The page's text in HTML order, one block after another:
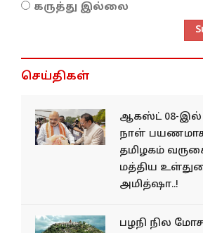
கருத்து இல்லை
செய்திகள்
ஆகஸ்ட் 08-
நாள் பயணமாக
தமிழகம்
மத்திய
அமித்ஷா..!
பழநி நில